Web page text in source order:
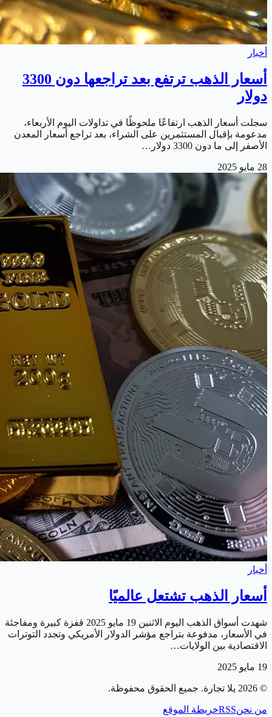
أخبار
أسعار الذهب ترتفع بعد تراجعها دون 3300
دولار
سجلت أسعار الذهب ارتفاعًا ملحوظًا في تداولات اليوم الأربعاء،
مدعومة بإقبال المستثمرين على الشراء، بعد تراجع أسعار المعدن
الأصفر إلى ما دون 3300 دولار…
28 مايو 2025
أخبار
أسعار الذهب تشتعل عالميًا
شهدت أسواق الذهب اليوم الاثنين 19 مايو 2025 قفزة كبيرة ومفاجئة
في الأسعار، مدفوعة بتراجع مؤشر الدولار الأمريكي وتجدد التوترات
الاقتصادية بين الولايات…
19 مايو 2025
©
2026 يلا تجارة. جميع الحقوق محفوظة.
من نحنRSSخريطة الموقع